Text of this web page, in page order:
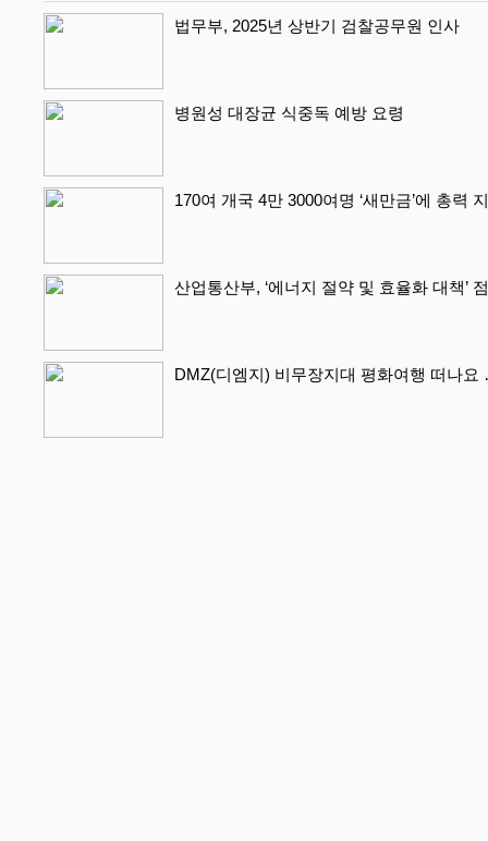
법무부, 2025년 상반기 검찰공무원 인사
병원성 대장균 식중독 예방 요령
170여 개국 4만 3000여명 ‘새만금’에 총력
산업통산부, ‘에너지 절약 및 효율화 대책’